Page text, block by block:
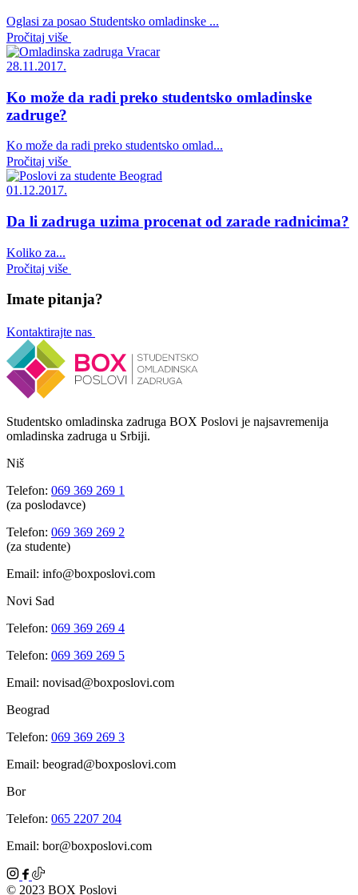
Oglasi za posao Studentsko omladinske ...
Pročitaj više
28.11.2017.
Ko može da radi preko studentsko omladinske
zadruge?
Ko može da radi preko studentsko omlad...
Pročitaj više
01.12.2017.
Da li zadruga uzima procenat od zarade radnicima?
Koliko za...
Pročitaj više
Imate pitanja?
Kontaktirajte nas
Studentsko omladinska zadruga BOX Poslovi je najsavremenija
omladinska zadruga u Srbiji.
Niš
Telefon: 069 369 269 1
(za poslodavce)
Telefon: 069 369 269 2
(za studente)
Email: info@boxposlovi.com
Novi Sad
Telefon: 069 369 269 4
Telefon: 069 369 269 5
Email: novisad@boxposlovi.com
Beograd
Telefon: 069 369 269 3
Email: beograd@boxposlovi.com
Bor
Telefon: 065 2207 204
Email: bor@boxposlovi.com
© 2023 BOX Poslovi